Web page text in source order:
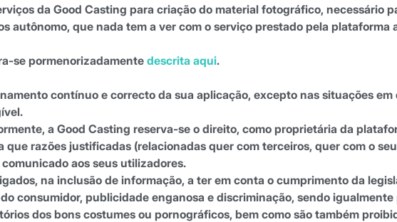
da Good Casting para criação do material fotográfico, necessário
autônomo, que nada tem a ver com o serviço prestado pela plataforma
se pormenorizadamente descrita aqui.
contínuo e correcto da sua aplicação, excepto nas situações
a Good Casting reserva-se o direito, como proprietária da
razões justificadas (relacionadas quer com terceiros, quer com o
aos seus utilizadores.
na inclusão de informação, a ter em conta o cumprimento da
consumidor, publicidade enganosa e discriminação, sendo
dos bons costumes ou pornográficos, bem como são também